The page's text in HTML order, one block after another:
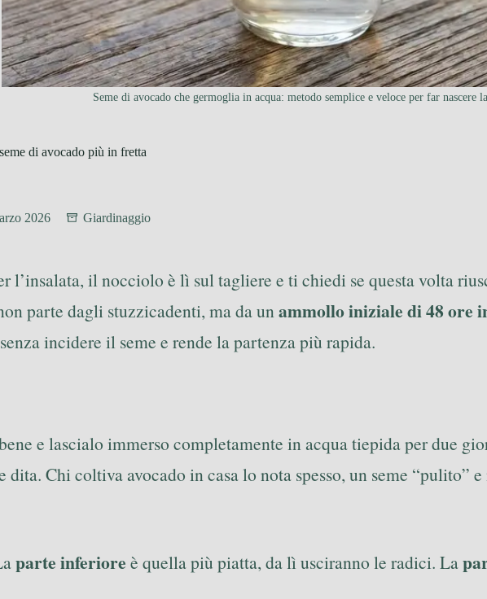
Seme di avocado che germoglia in acqua: metodo semplice e veloce per far nascere
di avocado più in fretta
2026 Giardinaggio
l’insalata, il nocciolo è lì sul tagliere e ti chiedi se questa volta
parte dagli stuzzicadenti, ma da unammollo iniziale di 48 ore
senza incidere il seme e rende la partenza più rapida.
e lascialo immerso completamente in acqua tiepida per due
Chi coltiva avocado in casa lo nota spesso, un seme “pulito”
parte inferiore è quella più piatta, da lì usciranno le radici. La